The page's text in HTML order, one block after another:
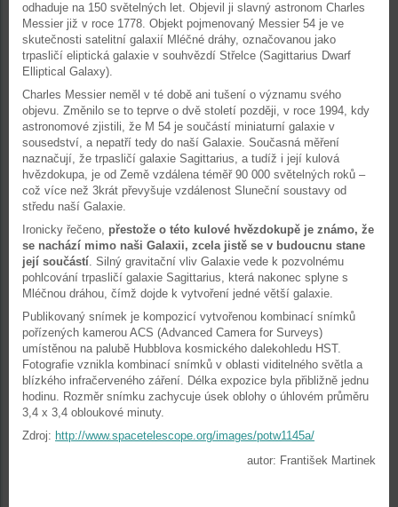
odhaduje na 150 světelných let. Objevil ji slavný astronom Charles
Messier již v roce 1778. Objekt pojmenovaný Messier 54 je ve
skutečnosti satelitní galaxií Mléčné dráhy, označovanou jako
trpasličí eliptická galaxie v souhvězdí Střelce (Sagittarius Dwarf
Elliptical Galaxy).
Charles Messier neměl v té době ani tušení o významu svého
objevu. Změnilo se to teprve o dvě století později, v roce 1994, kdy
astronomové zjistili, že M 54 je součástí miniaturní galaxie v
sousedství, a nepatří tedy do naší Galaxie. Současná měření
naznačují, že trpasličí galaxie Sagittarius, a tudíž i její kulová
hvězdokupa, je od Země vzdálena téměř 90 000 světelných roků –
což více než 3krát převyšuje vzdálenost Sluneční soustavy od
středu naší Galaxie.
Ironicky řečeno, přestože o této kulové hvězdokupě je známo, že
se nachází mimo naši Galaxii, zcela jistě se v budoucnu stane
její součástí. Silný gravitační vliv Galaxie vede k pozvolnému
pohlcování trpasličí galaxie Sagittarius, která nakonec splyne s
Mléčnou dráhou, čímž dojde k vytvoření jedné větší galaxie.
Publikovaný snímek je kompozicí vytvořenou kombinací snímků
pořízených kamerou ACS (Advanced Camera for Surveys)
umístěnou na palubě Hubblova kosmického dalekohledu HST.
Fotografie vznikla kombinací snímků v oblasti viditelného světla a
blízkého infračerveného záření. Délka expozice byla přibližně jednu
hodinu. Rozměr snímku zachycuje úsek oblohy o úhlovém průměru
3,4 x 3,4 obloukové minuty.
Zdroj: http://www.spacetelescope.org/images/potw1145a/
autor: František Martinek